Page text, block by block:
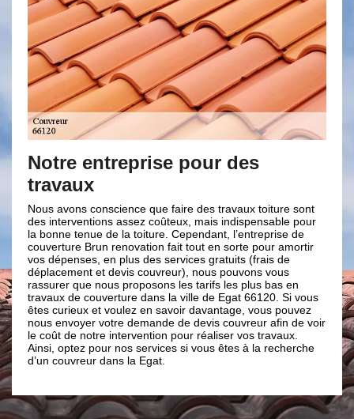
pour des
que faire des travaux toiture sont
assez coûteux, mais indispensable pour
de la toiture. Cependant, l’entreprise de
renovation fait tout en sorte pour amortir
en plus des services gratuits (frais de
et devis couvreur), nous pouvons vous
nous proposons les tarifs les plus bas en
dans la ville de Egat 66120. Si vous
et voulez en savoir davantage, vous pouvez
votre demande de devis couvreur afin de voir
intervention pour réaliser vos travaux.
nos services si vous êtes à la recherche
dans la Egat.
Vos
Nos qualité de
nous sommes très
domaine de la toiture.
entreprise, nous
étonnante tout en
conseillons pour
proposerons la
faite appel à notre
services de qualité en
bénéficier de tous ces